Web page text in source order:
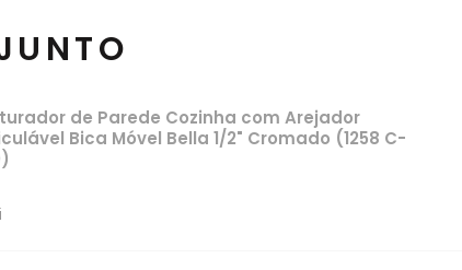
de Parede Cozinha com Arejador
Bica Móvel Bella 1/2" Cromado (1258 C-